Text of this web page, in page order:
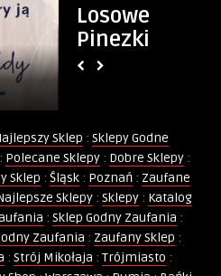
Losowe
Pinezki
Sklep : Sklepy Godne
: Polecane Sklepy : Dobre Sklepy :
Sklep : Śląsk : Poznań : Zaufane
Sklepy: Sklepy: Katalog
: Sklep Godny Zaufania :
Zaufania : Zaufany Sklep :
: Strój Mikołaja : Trójmiasto :